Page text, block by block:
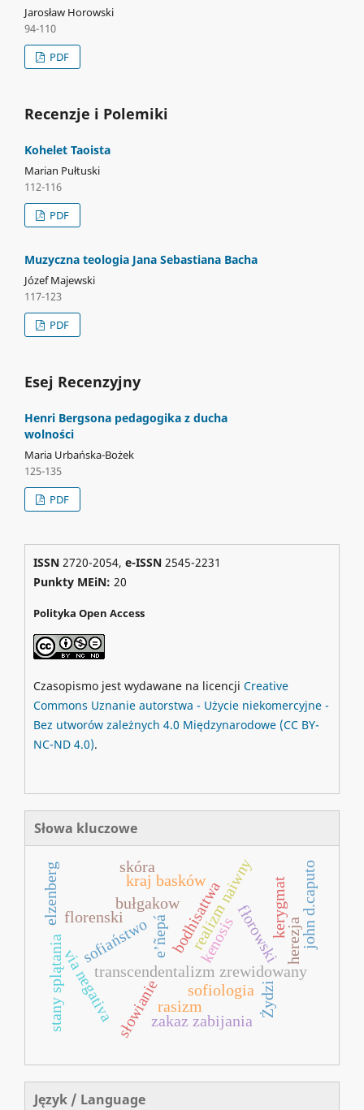
Jarosław Horowski
94-110
PDF
Recenzje i Polemiki
Kohelet Taoista
Marian Pułtuski
112-116
PDF
Muzyczna teologia Jana Sebastiana Bacha
Józef Majewski
117-123
PDF
Esej Recenzyjny
Henri Bergsona pedagogika z ducha
wolności
Maria Urbańska-Bożek
125-135
PDF
ISSN2720-2054, e-ISSN2545-2231
Punkty MEiN: 20
Polityka Open Access
Czasopismo jest wydawane na licencji Creative
Commons Uznanie autorstwa - Użycie niekomercyjne -
Bez utworów zależnych 4.0 Międzynarodowe (CC BY-
NC-ND 4.0).
Słowa kluczowe
e’ñepá
bułgakow
transcendentalizm zrewidowany
sofiologia
sofiaństwo
florenski fłorowski
realizm naiwny
via negativa
kenosis
bodhisattwa
stany splątania
elzenberg
słowianie Żydzi
rasizm
zakaz zabijania
herezjajohn d.caputo
kraj basków kerygmat
skóra
Język / Language